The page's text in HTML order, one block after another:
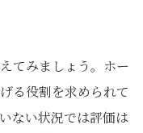
てみましょう。ホー
る役割を求められて
ない状況では評価は